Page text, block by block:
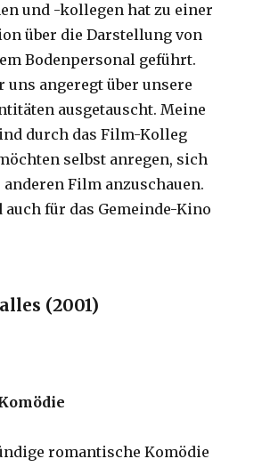
und -kollegen hat zu einer
über die Darstellung von
Bodenpersonal geführt.
uns angeregt über unsere
ausgetauscht. Meine
durch das Film-Kolleg
selbst anregen, sich
Film anzuschauen.
für das Gemeinde-Kino
(2001)
romantische Komödie